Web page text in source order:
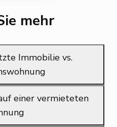
mehr
Immobilie vs.
einer vermieteten